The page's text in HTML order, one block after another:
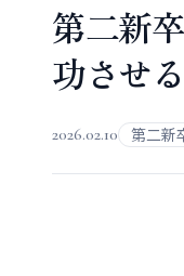
第二新
功させ
2026.02.10 第二新